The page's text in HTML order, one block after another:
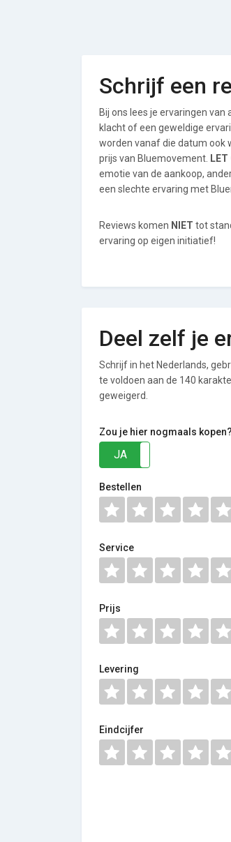
Schrijf een
Bij ons lees je ervaringen
klacht of een geweldige
worden vanaf die datum ook
prijs van Bluemovement. LET
emotie van de aankoop,
een slechte ervaring met
Reviews komen NIET tot
ervaring op eigen initiatief!
Deel zelf je
Schrijf in het Nederlands,
te voldoen aan de 140
geweigerd.
Zou je hier nogmaals kopen?
JA
Bestellen
Service
Prijs
Levering
Eindcijfer